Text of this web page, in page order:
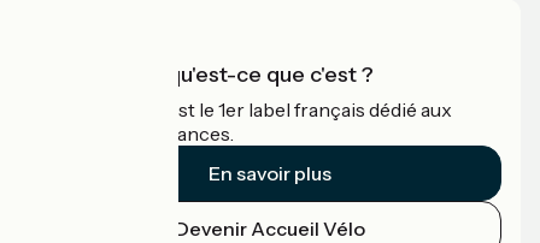
Accueil Vélo qu'est-ce que c'est ?
Accueil Vélo c'est le 1er label français dédié aux
cyclistes en vacances.
En savoir plus
Devenir Accueil Vélo